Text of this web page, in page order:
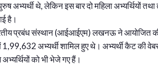
अभ्यर्थी थे, लेकिन इस बार दो महिला अभ्यर्थियों तथा
है।
प्रबंध संस्थान (आईआईएम) लखनऊ ने आयोजित
में 1,99,632 अभ्यर्थी शामिल हुए थे। अभ्यर्थी कैट की
को भी भेजे गए हैं।